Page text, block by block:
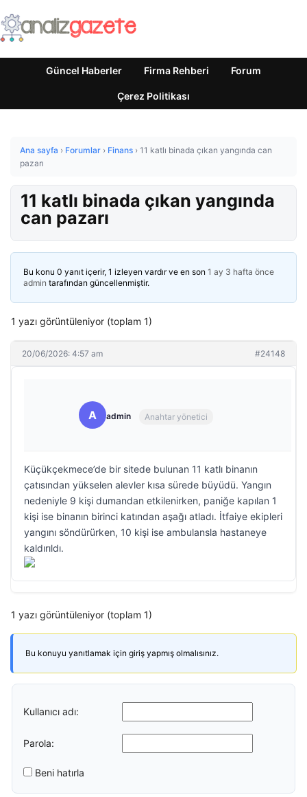
Güncel Haberler Firma Rehberi Forum
Çerez Politikası
Ana sayfa › Forumlar › Finans › 11 katlı binada çıkan yangında can
pazarı
11 katlı binada çıkan yangında
can pazarı
Bu konu 0 yanıt içerir, 1 izleyen vardır ve en son 1 ay 3 hafta önce
admin tarafından güncellenmiştir.
1 yazı görüntüleniyor (toplam 1)
20/06/2026: 4:57 am #24148
A admin Anahtar yönetici
Küçükçekmece’de bir sitede bulunan 11 katlı binanın
çatısından yükselen alevler kısa sürede büyüdü. Yangın
nedeniyle 9 kişi dumandan etkilenirken, paniğe kapılan 1
kişi ise binanın birinci katından aşağı atladı. İtfaiye ekipleri
yangını söndürürken, 10 kişi ise ambulansla hastaneye
kaldırıldı.
1 yazı görüntüleniyor (toplam 1)
Bu konuyu yanıtlamak için giriş yapmış olmalısınız.
Kullanıcı adı:
Parola:
Beni hatırla